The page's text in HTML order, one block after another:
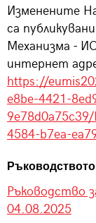
Изменените
са
Механизма -
интернет
https://
e8be-4421-
4584-b7ea-
Ръководство
04.08.2025